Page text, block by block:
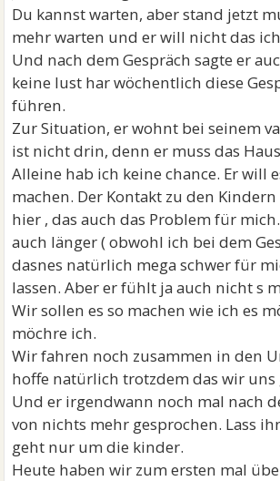
Du kannst warten, aber stand jetzt
mehr warten und er will nicht das
Und nach dem Gespräch sagte er
keine lust har wöchentlich diese
führen.
Zur Situation, er wohnt bei seinem
ist nicht drin, denn er muss das
Alleine hab ich keine chance. Er will
machen. Der Kontakt zu den
hier , das auch das Problem für
auch länger ( obwohl ich bei dem
dasnes natürlich mega schwer für
lassen. Aber er fühlt ja auch nicht s
Wir sollen es so machen wie ich es
möchre ich.
Wir fahren noch zusammen in den
hoffe natürlich trotzdem das wir uns
Und er irgendwann noch mal nach
von nichts mehr gesprochen. Lass
geht nur um die kinder.
Heute haben wir zum ersten mal